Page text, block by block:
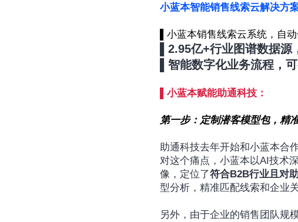
小蓝本智能销售线索云解决方
▌小蓝本销售线索云系统，自
▌2.95亿+行业图谱数据源
▌智能数字化业务流程，
▌小蓝本赋能助通科技：
第一步：定制潜客模型包，精
助通科技去年开始和小蓝本合
对这个痛点，小蓝本以AI技术
像，定位了符合B2B行业且对
型分析，精准匹配线索和企业
另外，由于企业的销售团队规